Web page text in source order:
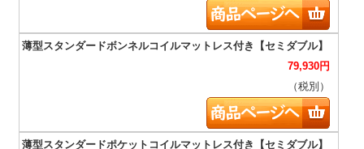
79,930円
（税別）